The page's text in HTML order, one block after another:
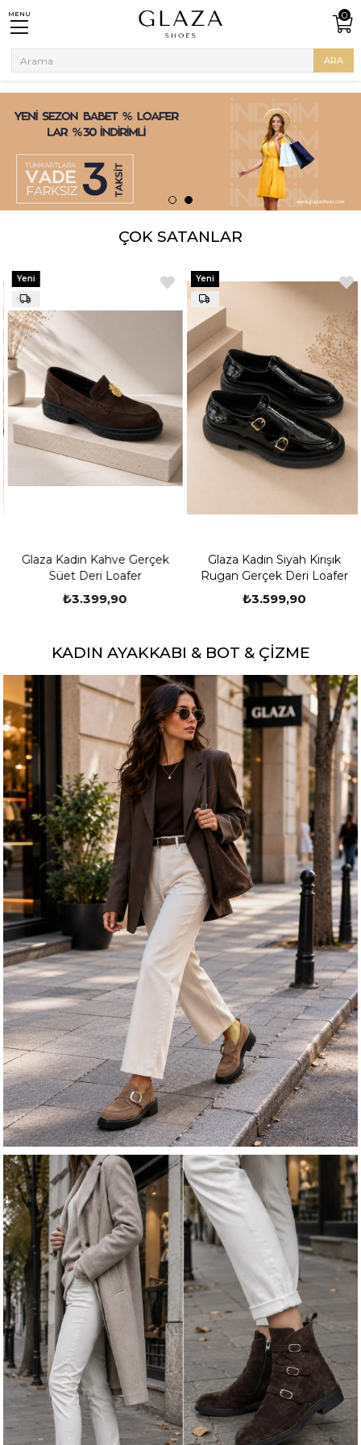
0
MENU
ÇOK SATANLAR
Glaza Kadin Kahve Gerçek
Süet Deri Loafer
₺3.399,90
Yeni
Ürün
Glaza Kadın Siyah Kırışık
Rugan Gerçek Deri Loafer
₺3.599,90
Yeni
Ürün
KADIN AYAKKABI & BOT & ÇIZME